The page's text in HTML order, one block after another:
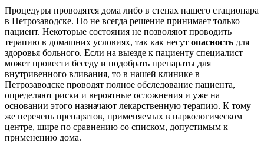
Процедуры проводятся дома либо в стенах нашего стационара
в Петрозаводске. Но не всегда решение принимает только
пациент. Некоторые состояния не позволяют проводить
терапию в домашних условиях, так как несут опасность для
здоровья больного. Если на выезде к пациенту специалист
может провести беседу и подобрать препараты для
внутривенного вливания, то в нашей клинике в
Петрозаводске проводят полное обследование пациента,
определяют риски и вероятные осложнения и уже на
основании этого назначают лекарственную терапию. К тому
же перечень препаратов, применяемых в наркологическом
центре, шире по сравнению со списком, допустимым к
применению дома.